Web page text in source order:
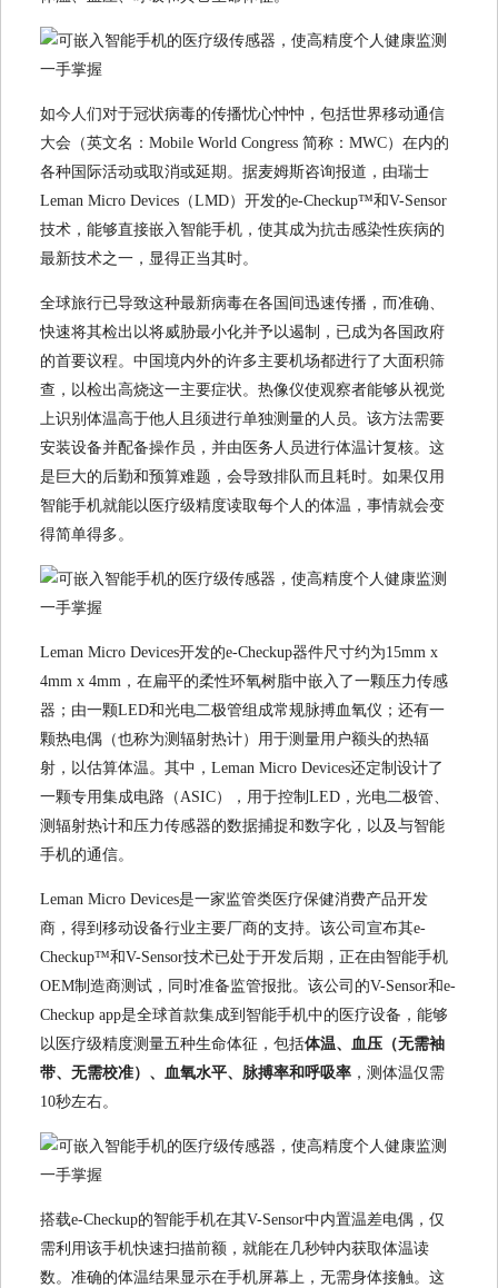
如今人们对于冠状病毒的传播忧心忡忡，包括世界移动通信
大会（英文名：Mobile World Congress 简称：MWC）在内的
各种国际活动或取消或延期。据麦姆斯咨询报道，由瑞士
Leman Micro Devices（LMD）开发的e-Checkup™和V-Sensor
技术，能够直接嵌入智能手机，使其成为抗击感染性疾病的
最新技术之一，显得正当其时。
全球旅行已导致这种最新病毒在各国间迅速传播，而准确、
快速将其检出以将威胁最小化并予以遏制，已成为各国政府
的首要议程。中国境内外的许多主要机场都进行了大面积筛
查，以检出高烧这一主要症状。热像仪使观察者能够从视觉
上识别体温高于他人且须进行单独测量的人员。该方法需要
安装设备并配备操作员，并由医务人员进行体温计复核。这
是巨大的后勤和预算难题，会导致排队而且耗时。如果仅用
智能手机就能以医疗级精度读取每个人的体温，事情就会变
得简单得多。
Leman Micro Devices开发的e-Checkup器件尺寸约为15mm x
4mm x 4mm，在扁平的柔性环氧树脂中嵌入了一颗压力传感
器；由一颗LED和光电二极管组成常规脉搏血氧仪；还有一
颗热电偶（也称为测辐射热计）用于测量用户额头的热辐
射，以估算体温。其中，Leman Micro Devices还定制设计了
一颗专用集成电路（ASIC），用于控制LED，光电二极管、
测辐射热计和压力传感器的数据捕捉和数字化，以及与智能
手机的通信。
Leman Micro Devices是一家监管类医疗保健消费产品开发
商，得到移动设备行业主要厂商的支持。该公司宣布其e-
Checkup™和V-Sensor技术已处于开发后期，正在由智能手机
OEM制造商测试，同时准备监管报批。该公司的V-Sensor和e-
Checkup app是全球首款集成到智能手机中的医疗设备，能够
以医疗级精度测量五种生命体征，包括体温、血压（无需袖
带、无需校准）、血氧水平、脉搏率和呼吸率 ，测体温仅需
10秒左右。
搭载e-Checkup的智能手机在其V-Sensor中内置温差电偶，仅
需利用该手机快速扫描前额，就能在几秒钟内获取体温读
数。准确的体温结果显示在手机屏幕上，无需身体接触。这